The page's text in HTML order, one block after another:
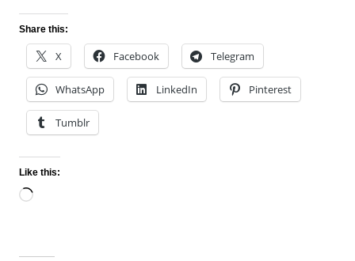
Share this:
X Facebook Telegram
WhatsApp LinkedIn Pinterest
Tumblr
Like this:
Loading…